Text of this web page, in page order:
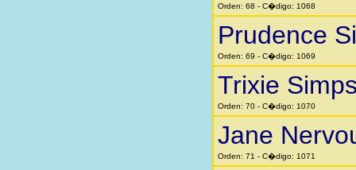
Orden: 68 - C�digo: 1068
Prudence
Orden: 69 - C�digo: 1069
Trixie
Orden: 70 - C�digo: 1070
Jane
Orden: 71 - C�digo: 1071